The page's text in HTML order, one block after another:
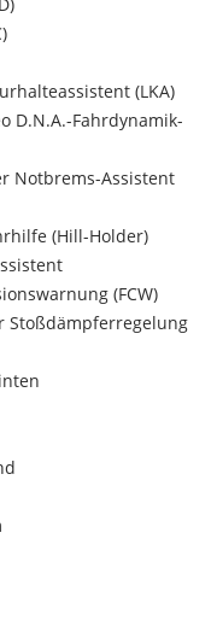
(LKA)
D.N.A.-Fahrdynamik-
Notbrems-Assistent
(Hill-Holder)
(FCW)
Stoßdämpferregelung